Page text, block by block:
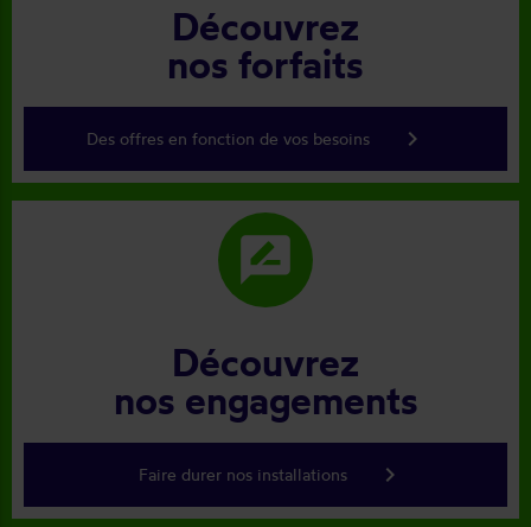
Découvrez
nos forfaits
Des offres en fonction de vos besoins keyboard_arrow_right
rate_review
Découvrez
nos engagements
Faire durer nos installations keyboard_arrow_right